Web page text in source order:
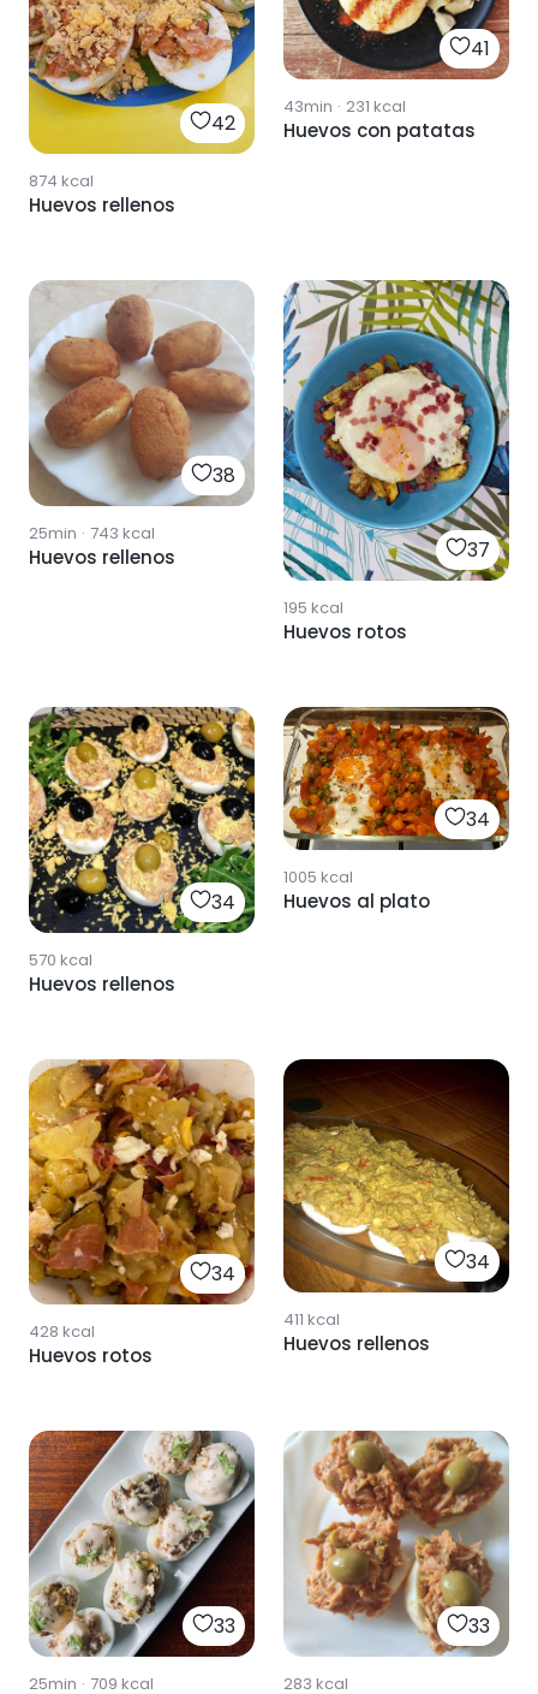
42
874 kcal
Huevos rellenos
41
43min · 231 kcal
Huevos con patatas
38
25min · 743 kcal
Huevos rellenos 37
195 kcal
Huevos rotos
34
570 kcal
Huevos rellenos
34
1005 kcal
Huevos al plato
34
428 kcal
Huevos rotos
34
411 kcal
Huevos rellenos
33
25min · 709 kcal
33
283 kcal